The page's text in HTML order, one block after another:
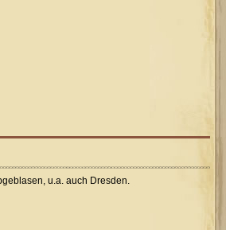
u.a. auch Dresden.